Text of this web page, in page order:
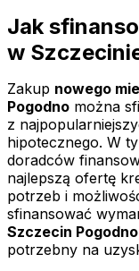
Jak
w
Zakup nowego
Pogodno można
z
hipotecznego. W
doradców
najlepszą ofertę
potrzeb i
sfinansować
Szczecin Pogodno
potrzebny na